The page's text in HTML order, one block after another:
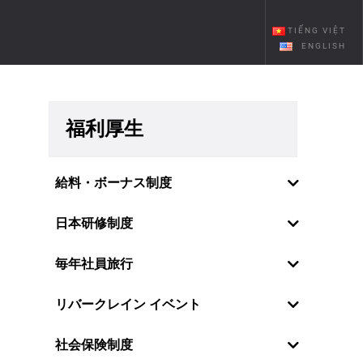
TIẾNG VIỆT
ENGLISH
福利厚生
給料・ボーナス制度
社員の感情・願望を理解しているの
で、リバークレーンベトナムは特に
日本研修制度
毎年社員旅行
リバークレイン イベント
社会保険制度